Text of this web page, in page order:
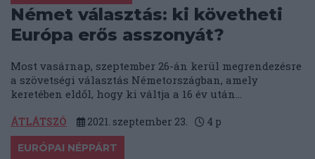
Német választás: ki követheti
Európa erős asszonyát?
Most vasárnap, szeptember 26-án kerül megrendezésre
a szövetségi választás Németországban, amely
keretében eldől, hogy ki váltja a 16 év után...
ÁTLÁTSZÓ 2021. szeptember 23. 4 p
EURÓPAI NÉPPÁRT